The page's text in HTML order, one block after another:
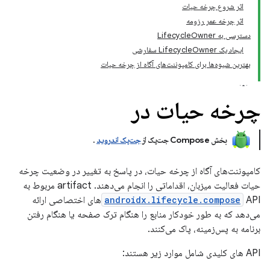
اثر شروع چرخه حیات
اثر چرخه عمر رزومه
دسترسی به LifecycleOwner
ایجاد یک LifecycleOwner سفارشی
بهترین شیوه‌ها برای کامپوننت‌های آگاه از چرخه حیات
چرخه حیات در
بخش Compose جت‌پک از جت‌پک اندروید .
کامپوننت‌های آگاه از چرخه حیات، در پاسخ به تغییر در وضعیت چرخه
حیات فعالیت میزبان، اقداماتی را انجام می‌دهند. artifact مربوط به
androidx.lifecycle.compose APIهای اختصاصی ارائه
می‌دهد که به طور خودکار منابع را هنگام ترک صفحه یا هنگام رفتن
برنامه به پس‌زمینه، پاک می‌کنند.
API های کلیدی شامل موارد زیر هستند: